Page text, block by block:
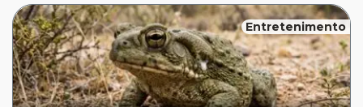
Entretenimento